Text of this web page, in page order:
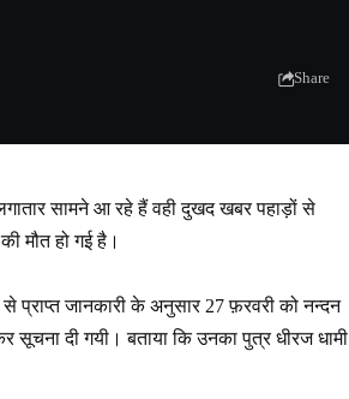
Share
सामने आ रहे हैं वही दुखद खबर पहाड़ों से
मौत हो गई है।
प्राप्त जानकारी के अनुसार 27 फ़रवरी को नन्दन
सूचना दी गयी। बताया कि उनका पुत्र धीरज धामी